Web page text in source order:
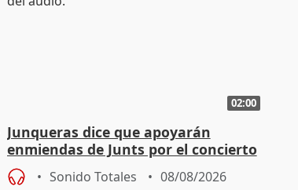
02:00
Junqueras dice que apoyarán
enmiendas de Junts por el concierto
en el trámite de financiación
Sonido Totales 08/08/2026